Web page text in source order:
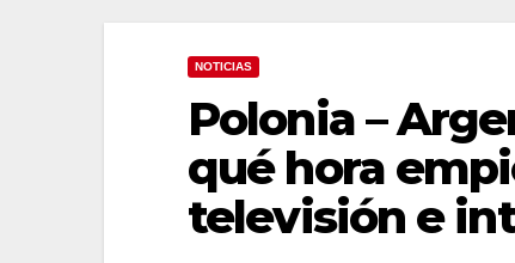
NOTICIAS
Polonia –
qué hora
televisión e